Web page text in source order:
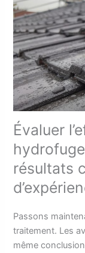
Évaluer
résultats
Passons
traitement. Les
même